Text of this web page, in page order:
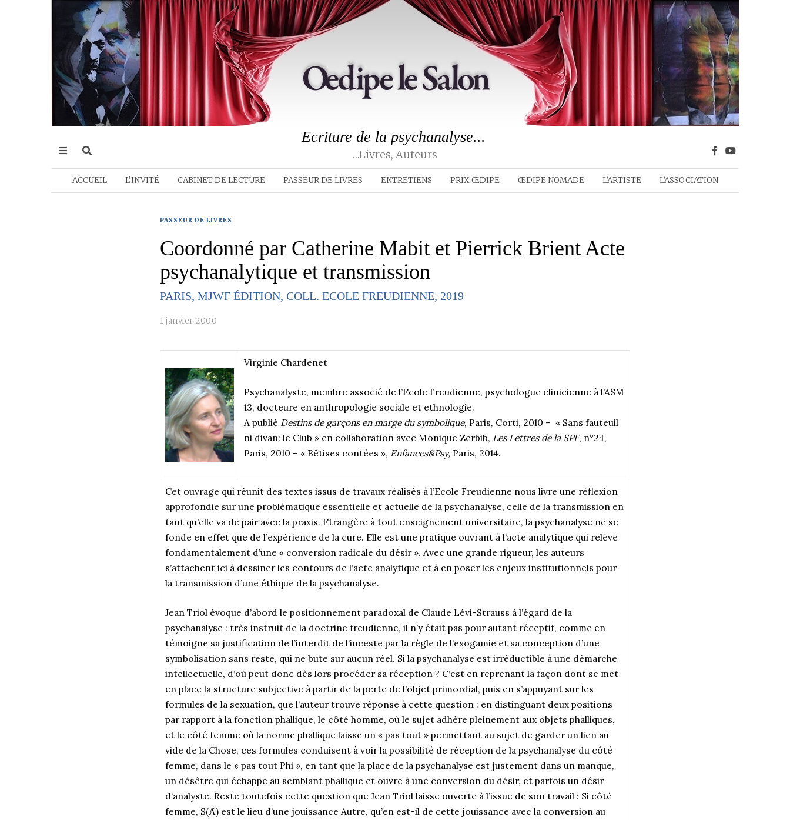
Ecriture de la psychanalyse...
…livres, Auteurs
ACCUEIL L’INVITÉ CABINET DE LECTURE PASSEUR DE LIVRES ENTRETIENS PRIX ŒDIPE ŒDIPE NOMADE L’ARTISTE L’ASSOCIATION
PASSEUR DE LIVRES
Coordonné par Catherine Mabit et Pierrick Brient Acte
psychanalytique et transmission
PARIS, MJWF ÉDITION, COLL. ECOLE FREUDIENNE, 2019
1 janvier 2000
Virginie Chardenet
Psychanalyste, membre associé de l’Ecole Freudienne, psychologue clinicienne à l’ASM
13, docteure en anthropologie sociale et ethnologie.
A publié Destins de garçons en marge du symbolique, Paris, Corti, 2010 – « Sans fauteuil
ni divan: le Club » en collaboration avec Monique Zerbib, Les Lettres de la SPF, n°24,
Paris, 2010 – « Bêtises contées », Enfances&Psy, Paris, 2014.
Cet ouvrage qui réunit des textes issus de travaux réalisés à l’Ecole Freudienne nous livre une réflexion
approfondie sur une problématique essentielle et actuelle de la psychanalyse, celle de la transmission en
tant qu’elle va de pair avec la praxis. Etrangère à tout enseignement universitaire, la psychanalyse ne se
fonde en effet que de l’expérience de la cure. Elle est une pratique ouvrant à l’acte analytique qui relève
fondamentalement d’une « conversion radicale du désir ». Avec une grande rigueur, les auteurs
s’attachent ici à dessiner les contours de l’acte analytique et à en poser les enjeux institutionnels pour
la transmission d’une éthique de la psychanalyse.
Jean Triol évoque d’abord le positionnement paradoxal de Claude Lévi-Strauss à l’égard de la
psychanalyse : très instruit de la doctrine freudienne, il n’y était pas pour autant réceptif, comme en
témoigne sa justification de l’interdit de l’inceste par la règle de l’exogamie et sa conception d’une
symbolisation sans reste, qui ne bute sur aucun réel. Si la psychanalyse est irréductible à une démarche
intellectuelle, d’où peut donc dès lors procéder sa réception ? C’est en reprenant la façon dont se met
en place la structure subjective à partir de la perte de l’objet primordial, puis en s’appuyant sur les
formules de la sexuation, que l’auteur trouve réponse à cette question : en distinguant deux positions
par rapport à la fonction phallique, le côté homme, où le sujet adhère pleinement aux objets phalliques,
et le côté femme où la norme phallique laisse un « pas tout » permettant au sujet de garder un lien au
vide de la Chose, ces formules conduisent à voir la possibilité de réception de la psychanalyse du côté
femme, dans le « pas tout Phi », en tant que la place de la psychanalyse est justement dans un manque,
un désêtre qui échappe au semblant phallique et ouvre à une conversion du désir, et parfois un désir
d’analyste. Reste toutefois cette question que Jean Triol laisse ouverte à l’issue de son travail : Si côté
femme, S(Ⱥ) est le lieu d’une jouissance Autre, qu’en est-il de cette jouissance avec la conversion au